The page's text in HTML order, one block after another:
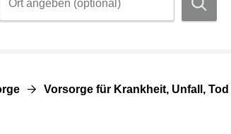
Suchen
Vorsorge für Krankheit, Unfall, Tod